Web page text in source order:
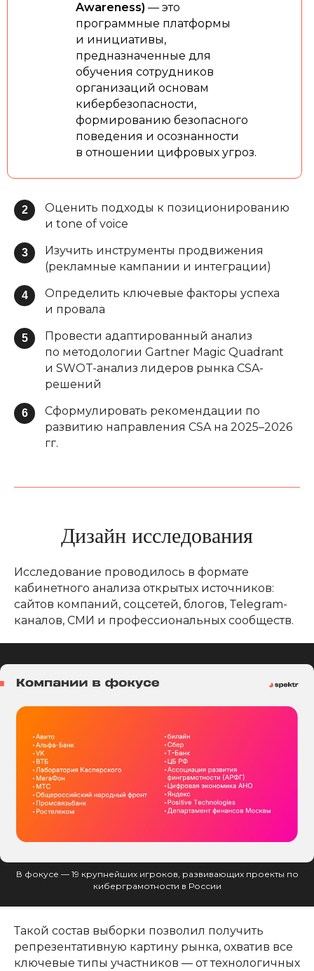
Awareness) — это
программные платформы
и инициативы,
предназначенные для
обучения сотрудников
организаций основам
кибербезопасности,
формированию безопасного
поведения и осознанности
в отношении цифровых угроз.
2
Оценить подходы к позиционированию
и tone of voice
3
Изучить инструменты продвижения
(рекламные кампании и интеграции)
4
Определить ключевые факторы успеха
и провала
5
Провести адаптированный анализ
по методологии Gartner Magic Quadrant
и SWOT-анализ лидеров рынка CSA-
решений
6
Сформулировать рекомендации по
развитию направления CSA на 2025–2026
гг.
Дизайн исследования
Исследование проводилось в формате
кабинетного анализа открытых источников:
сайтов компаний, соцсетей, блогов, Telegram-
каналов, СМИ и профессиональных сообществ.
В фокусе — 19 крупнейших игроков, развивающих проекты по
киберграмотности в России
Такой состав выборки позволил получить
репрезентативную картину рынка, охватив все
ключевые типы участников — от технологичных